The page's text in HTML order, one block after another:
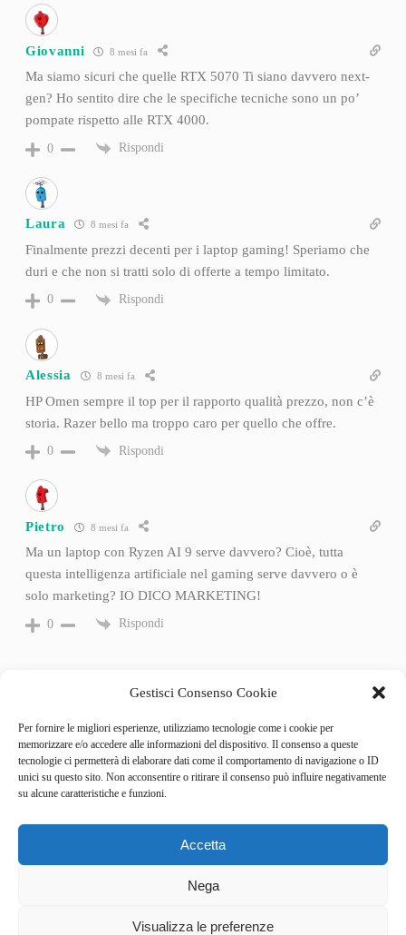
Gestisci Consenso Cookie
Per fornire le migliori esperienze, utilizziamo tecnologie come i cookie per
memorizzare e/o accedere alle informazioni del dispositivo. Il consenso a queste
tecnologie ci permetterà di elaborare dati come il comportamento di navigazione o ID
unici su questo sito. Non acconsentire o ritirare il consenso può influire negativamente
su alcune caratteristiche e funzioni.
Accetta
Nega
Visualizza le preferenze
Giovanni 8 mesi fa
Ma siamo sicuri che quelle RTX 5070 Ti siano davvero next-
gen? Ho sentito dire che le specifiche tecniche sono un po’
pompate rispetto alle RTX 4000.
0 Rispondi
Laura 8 mesi fa
Finalmente prezzi decenti per i laptop gaming! Speriamo che
duri e che non si tratti solo di offerte a tempo limitato.
0 Rispondi
Alessia 8 mesi fa
HP Omen sempre il top per il rapporto qualità prezzo, non c’è
storia. Razer bello ma troppo caro per quello che offre.
0 Rispondi
Pietro 8 mesi fa
Ma un laptop con Ryzen AI 9 serve davvero? Cioè, tutta
questa intelligenza artificiale nel gaming serve davvero o è
solo marketing? IO DICO MARKETING!
0 Rispondi
Categories
GameSpotlight
News